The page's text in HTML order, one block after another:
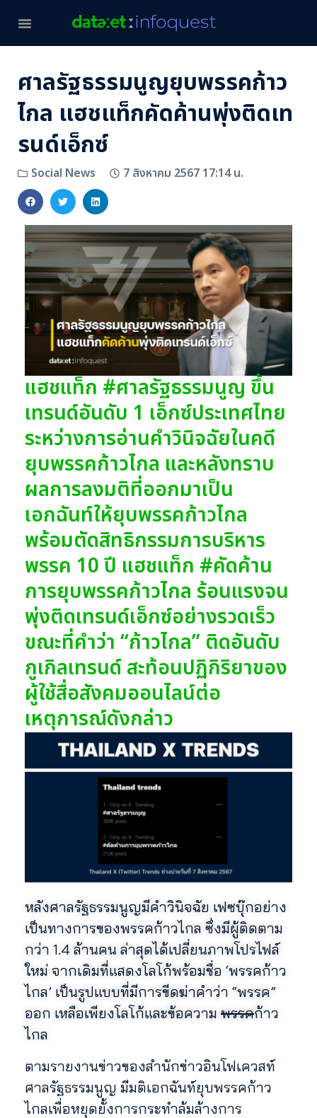
ศาลรัฐธรรมนูญยุบพรรคก้าว
ไกล แฮชแท็กคัดค้านพุ่งติดเท
รนด์เอ็กซ์
Social News 7 สิงหาคม 2567 17:14 น.
แฮชแท็ก #ศาลรัฐธรรมนูญ ขึ้น
เทรนด์อันดับ 1 เอ็กซ์ประเทศไทย
ระหว่างการอ่านคำวินิจฉัยในคดี
ยุบพรรคก้าวไกล และหลังทราบ
ผลการลงมติที่ออกมาเป็น
เอกฉันท์ให้ยุบพรรคก้าวไกล
พร้อมตัดสิทธิกรรมการบริหาร
พรรค 10 ปี แฮชแท็ก #คัดค้าน
การยุบพรรคก้าวไกล ร้อนแรงจน
พุ่งติดเทรนด์เอ็กซ์อย่างรวดเร็ว
ขณะที่คำว่า “ก้าวไกล” ติดอันดับ
กูเกิลเทรนด์ สะท้อนปฏิกิริยาของ
ผู้ใช้สื่อสังคมออนไลน์ต่อ
เหตุการณ์ดังกล่าว
หลังศาลรัฐธรรมนูญมีคำวินิจฉัย เฟซบุ๊กอย่าง
เป็นทางการของพรรคก้าวไกล ซึ่งมีผู้ติดตาม
กว่า 1.4 ล้านคน ล่าสุดได้เปลี่ยนภาพโปรไฟล์
ใหม่ จากเดิมที่แสดงโลโก้พร้อมชื่อ ‘พรรคก้าว
ไกล’ เป็นรูปแบบที่มีการขีดฆ่าคำว่า “พรรค”
ออก เหลือเพียงโลโก้และข้อความ พรรคก้าว
ไกล
ตามรายงานข่าวของสำนักข่าวอินโฟเควสท์
ศาลรัฐธรรมนูญ มีมติเอกฉันท์ยุบพรรคก้าว
ไกลเพื่อหยุดยั้งการกระทำล้มล้างการ